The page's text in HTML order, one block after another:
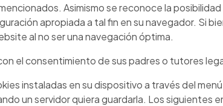
Asimismo se reconoce la
apropiada a tal fin en su navegador. Si
al no ser una navegación óptima.
el consentimiento de sus padres o tutores
instaladas en su dispositivo a través del
un servidor quiera guardarla. Los